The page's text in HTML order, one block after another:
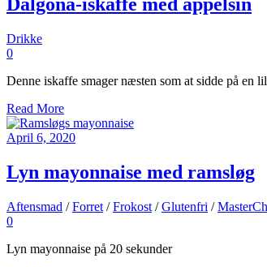
Dalgona-iskaffe med appelsin
Drikke
0
Denne iskaffe smager næsten som at sidde på
Read More
April 6, 2020
Lyn mayonnaise med ramsløg
Aftensmad /Forret /Frokost /Glutenfri /
0
Lyn mayonnaise på 20 sekunder